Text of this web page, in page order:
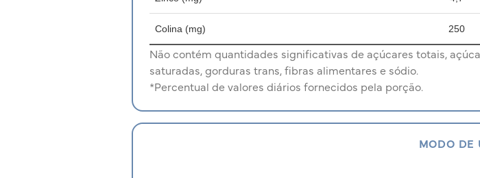
Colina (mg) 250
Não contém quantidades significativas de açúcares totais,
saturadas, gorduras trans, fibras alimentares e sódio.
*Percentual de valores diários fornecidos pela porção.
MODO DE